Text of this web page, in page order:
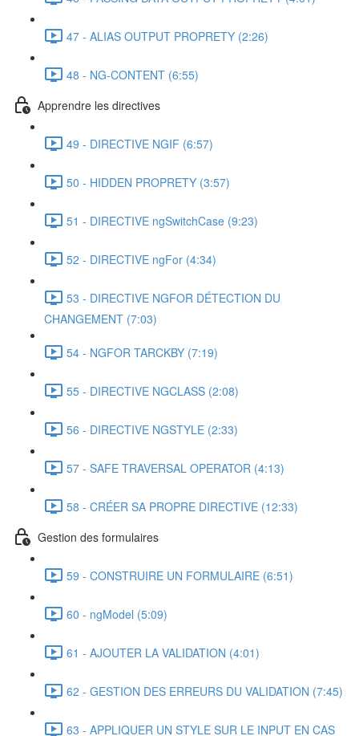
47 - ALIAS OUTPUT PROPRETY (2:26)
48 - NG-CONTENT (6:55)
Apprendre les directives
49 - DIRECTIVE NGIF (6:57)
50 - HIDDEN PROPRETY (3:57)
51 - DIRECTIVE ngSwitchCase (9:23)
52 - DIRECTIVE ngFor (4:34)
53 - DIRECTIVE NGFOR DÉTECTION DU
CHANGEMENT (7:03)
54 - NGFOR TARCKBY (7:19)
55 - DIRECTIVE NGCLASS (2:08)
56 - DIRECTIVE NGSTYLE (2:33)
57 - SAFE TRAVERSAL OPERATOR (4:13)
58 - CRÉER SA PROPRE DIRECTIVE (12:33)
Gestion des formulaires
59 - CONSTRUIRE UN FORMULAIRE (6:51)
60 - ngModel (5:09)
61 - AJOUTER LA VALIDATION (4:01)
62 - GESTION DES ERREURS DU VALIDATION (7:45)
63 - APPLIQUER UN STYLE SUR LE INPUT EN CAS